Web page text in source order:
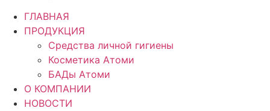
ГЛАВНАЯ
ПРОДУКЦИЯ
Средства личной гигиены
Косметика Атоми
БАДы Атоми
О КОМПАНИИ
НОВОСТИ